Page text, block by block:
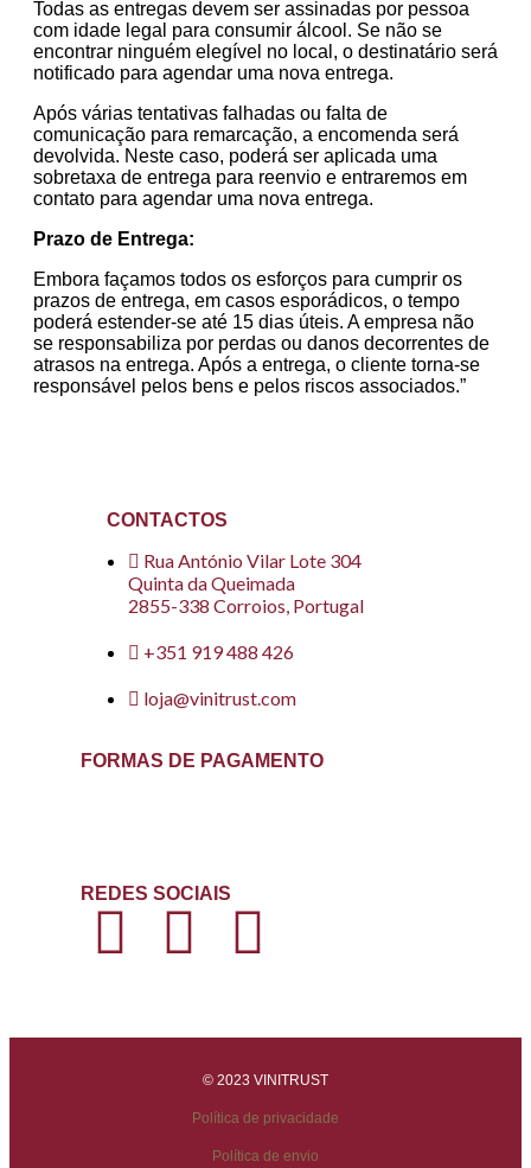
Todas as entregas devem ser assinadas por pessoa
com idade legal para consumir álcool. Se não se
encontrar ninguém elegível no local, o destinatário será
notificado para agendar uma nova entrega.
Após várias tentativas falhadas ou falta de
comunicação para remarcação, a encomenda será
devolvida. Neste caso, poderá ser aplicada uma
sobretaxa de entrega para reenvio e entraremos em
contato para agendar uma nova entrega.
Prazo de Entrega:
Embora façamos todos os esforços para cumprir os
prazos de entrega, em casos esporádicos, o tempo
poderá estender-se até 15 dias úteis. A empresa não
se responsabiliza por perdas ou danos decorrentes de
atrasos na entrega. Após a entrega, o cliente torna-se
responsável pelos bens e pelos riscos associados.”
CONTACTOS
Rua António Vilar Lote 304
Quinta da Queimada
2855-338 Corroios, Portugal
+351 919 488 426
loja@vinitrust.com
FORMAS DE PAGAMENTO
REDES SOCIAIS
© 2023 VINITRUST
Política de privacidade
Política de envio